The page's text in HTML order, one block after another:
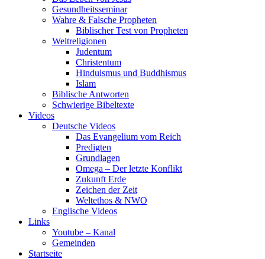
Gesundheitsseminar
Wahre & Falsche Propheten
Biblischer Test von Propheten
Weltreligionen
Judentum
Christentum
Hinduismus und Buddhismus
Islam
Biblische Antworten
Schwierige Bibeltexte
Videos
Deutsche Videos
Das Evangelium vom Reich
Predigten
Grundlagen
Omega – Der letzte Konflikt
Zukunft Erde
Zeichen der Zeit
Weltethos & NWO
Englische Videos
Links
Youtube – Kanal
Gemeinden
Startseite